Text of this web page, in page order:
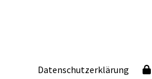
Datenschutzerklärung